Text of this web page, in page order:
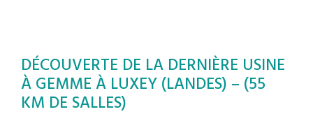
DÉCOUVERTE DE LA DERNIÈRE USINE
À GEMME À LUXEY (LANDES) – (55
KM DE SALLES)